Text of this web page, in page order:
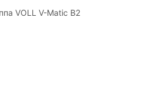
VOLL V-Matic B2